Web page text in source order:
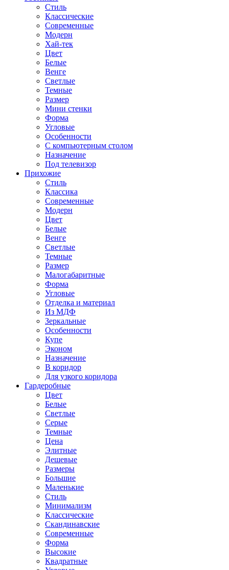
Стиль
Классические
Современные
Модерн
Хай-тек
Цвет
Белые
Венге
Светлые
Темные
Размер
Мини стенки
Форма
Угловые
Особенности
С компьютерным столом
Назначение
Под телевизор
Прихожие
Стиль
Классика
Современные
Модерн
Цвет
Белые
Венге
Светлые
Темные
Размер
Малогабаритные
Форма
Угловые
Отделка и материал
Из МДФ
Зеркальные
Особенности
Купе
Эконом
Назначение
В коридор
Для узкого коридора
Гардеробные
Цвет
Белые
Светлые
Серые
Темные
Цена
Элитные
Дешевые
Размеры
Большие
Маленькие
Стиль
Минимализм
Классические
Скандинавские
Современные
Форма
Высокие
Квадратные